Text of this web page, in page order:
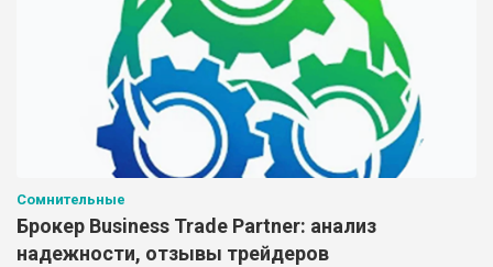
Сомнительные
Брокер Business Trade Partner: анализ
надежности, отзывы трейдеров